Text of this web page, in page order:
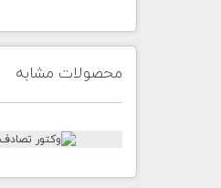
محصولات مشابه